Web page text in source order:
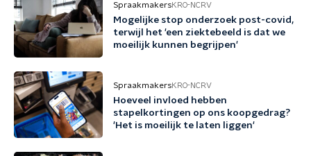
SpraakmakersKRO-NCRV
Mogelijke stop onderzoek post-covid,
terwijl het 'een ziektebeeld is dat we
moeilijk kunnen begrijpen'
SpraakmakersKRO-NCRV
Hoeveel invloed hebben
stapelkortingen op ons koopgedrag?
'Het is moeilijk te laten liggen'